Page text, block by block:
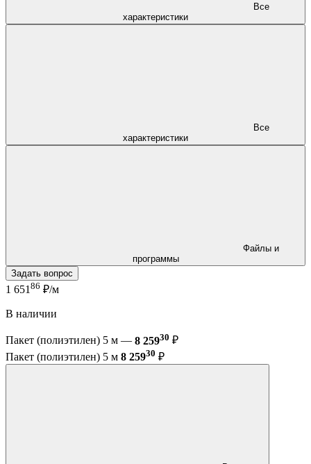
характеристики
характеристики
программы
Задать вопрос
1 651 86 ₽/м
В наличии
Пакет (полиэтилен) 5 м — 8 25930 ₽
Пакет (полиэтилен) 5 м 8 25930 ₽